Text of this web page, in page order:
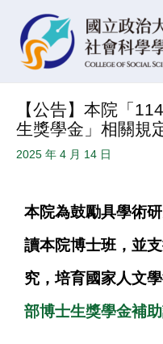
【公告】本院「
生獎學金」相關規
2025 年 4 月 14 日
本院為鼓勵具學術
讀本院博士班，並
究，培育國家人文
部博士生獎學金補助
navigation
佈
日